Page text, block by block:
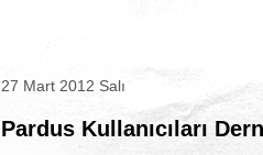
27 Mart 2012 Salı
Pardus Kullanıcıları